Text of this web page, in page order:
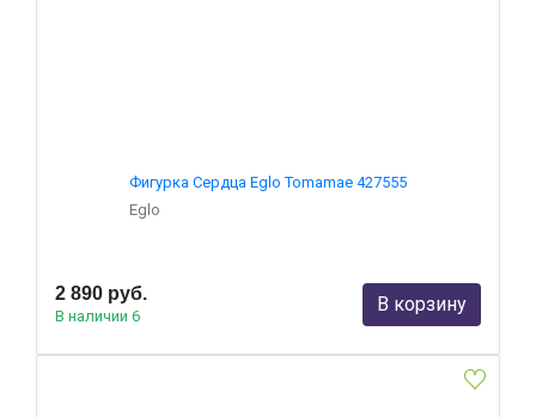
Фигурка Сердца Eglo Tomamae 427555
Eglo
2 890 руб.
В наличии 6
В корзину